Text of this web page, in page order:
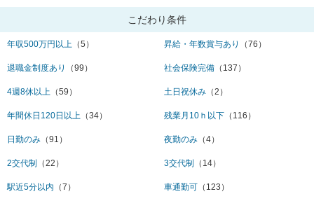
こだわり条件
年収500万円以上 （5） 昇給・年数賞与あり （76）
退職金制度あり （99） 社会保険完備 （137）
4週8休以上 （59） 土日祝休み （2）
年間休日120日以上 （34） 残業月10ｈ以下 （116）
日勤のみ （91） 夜勤のみ （4）
2交代制 （22） 3交代制 （14）
駅近5分以内 （7） 車通勤可 （123）